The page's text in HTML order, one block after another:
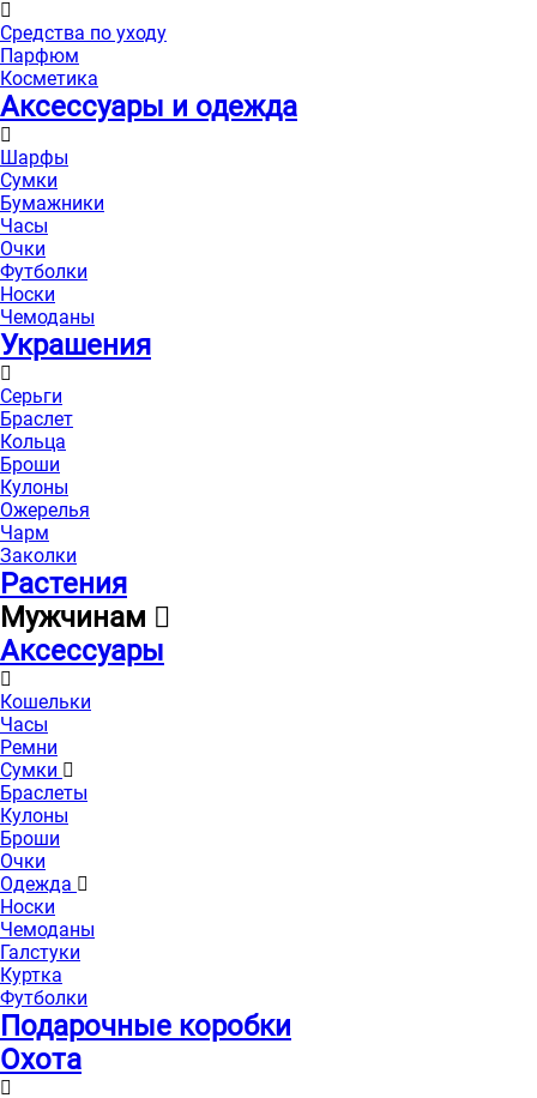
Средства по уходу
Парфюм
Косметика
Аксессуары и одежда
Шарфы
Сумки
Бумажники
Часы
Очки
Футболки
Носки
Чемоданы
Украшения
Серьги
Браслет
Кольца
Броши
Кулоны
Ожерелья
Чарм
Заколки
Растения
Мужчинам
Аксессуары
Кошельки
Часы
Ремни
Сумки
Браслеты
Кулоны
Броши
Очки
Одежда
Носки
Чемоданы
Галстуки
Куртка
Футболки
Подарочные коробки
Охота